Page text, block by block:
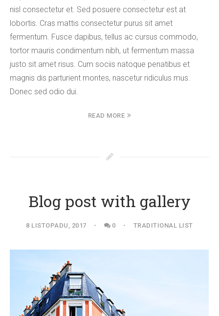
nisl consectetur et. Sed posuere consectetur est at
lobortis. Cras mattis consectetur purus sit amet
fermentum. Fusce dapibus, tellus ac cursus commodo,
tortor mauris condimentum nibh, ut fermentum massa
justo sit amet risus. Cum sociis natoque penatibus et
magnis dis parturient montes, nascetur ridiculus mus.
Donec sed odio dui.
READ MORE
Blog post with gallery
8 LISTOPADU, 2017 0 TRADITIONAL LIST